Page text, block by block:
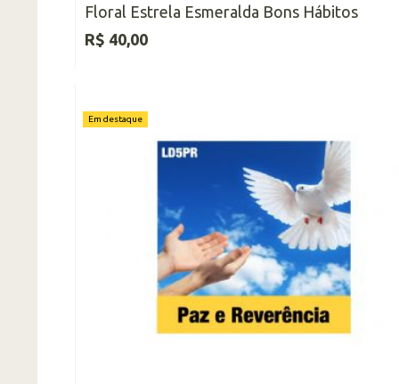
Floral Estrela Esmeralda Bons Hábitos
R$ 40,00
Em destaque